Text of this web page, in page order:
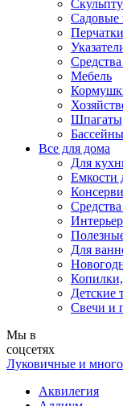
Перчатки
Мебель
Все для дома
Для
Емкости
Для
Детские
Свечи и
Мы в
соцсетях
Луковичные и
Аквилегия